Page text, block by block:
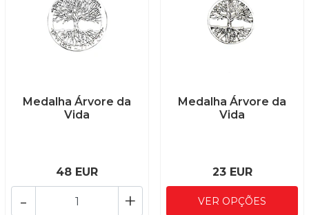
Medalha Árvore da
Vida
48 EUR
+
-
Medalha Árvore da
Vida
23 EUR
VER OPÇÕES